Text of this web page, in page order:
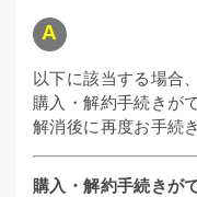
以下に該当する場合
購入・解約手続きが
解消後に再度お手続
購入・解約手続きが